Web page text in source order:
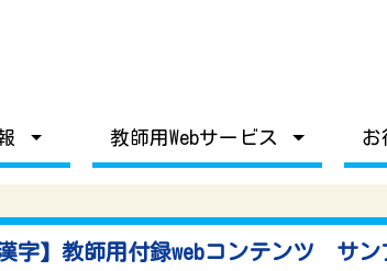
教師用Webサービス お
字】教師用付録webコンテンツ サ